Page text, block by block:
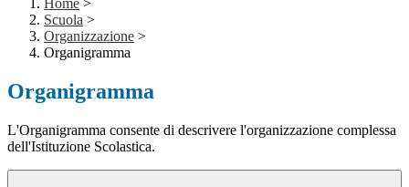
Home >
Scuola >
Organizzazione >
Organigramma
Organigramma
L'Organigramma consente di descrivere l'organizzazione complessa
dell'Istituzione Scolastica.